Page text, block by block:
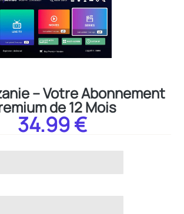
– Votre Abonnement
de 12 Mois
34.99 €